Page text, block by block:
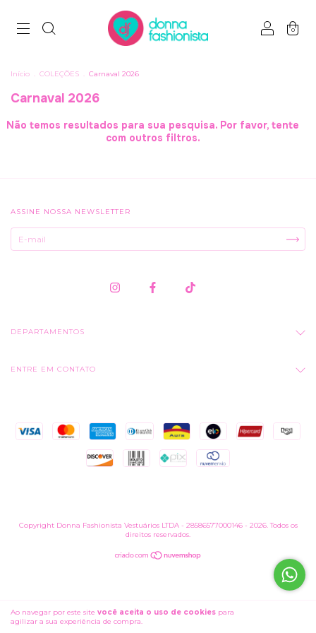
0
Ao navegar por este site você aceita o uso de cookies para
agilizar a sua experiência de compra.
Início . COLEÇÕES . Carnaval 2026
Carnaval 2026
Não temos resultados para sua pesquisa. Por favor, tente
com outros filtros.
ASSINE NOSSA NEWSLETTER
DEPARTAMENTOS
ENTRE EM CONTATO
Copyright Donna Fashionista Vestuários LTDA - 28586577000146 - 2026. Todos os
direitos reservados.